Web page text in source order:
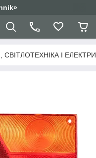
СВІТЛОТЕХНІКА І